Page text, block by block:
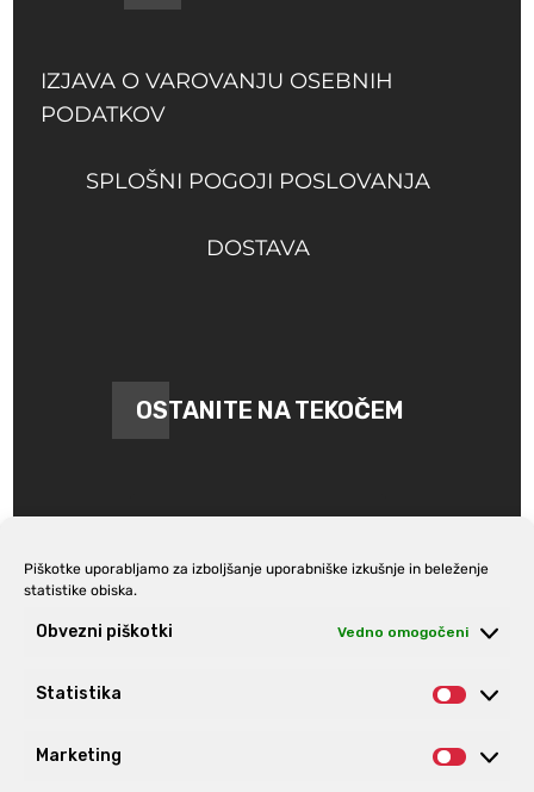
Piškotke uporabljamo za izboljšanje uporabniške izkušnje in beleženje
statistike obiska.
Obvezni piškotki Vedno omogočeni
Statistika
Marketing
IZJAVA O VAROVANJU OSEBNIH
PODATKOV
SPLOŠNI POGOJI POSLOVANJA
DOSTAVA
OSTANITE NA TEKOČEM